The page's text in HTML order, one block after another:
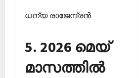
ധന്യ രാജേന്ദ്രന്‍
5. 2026 മെയ്
മാസത്തില്‍